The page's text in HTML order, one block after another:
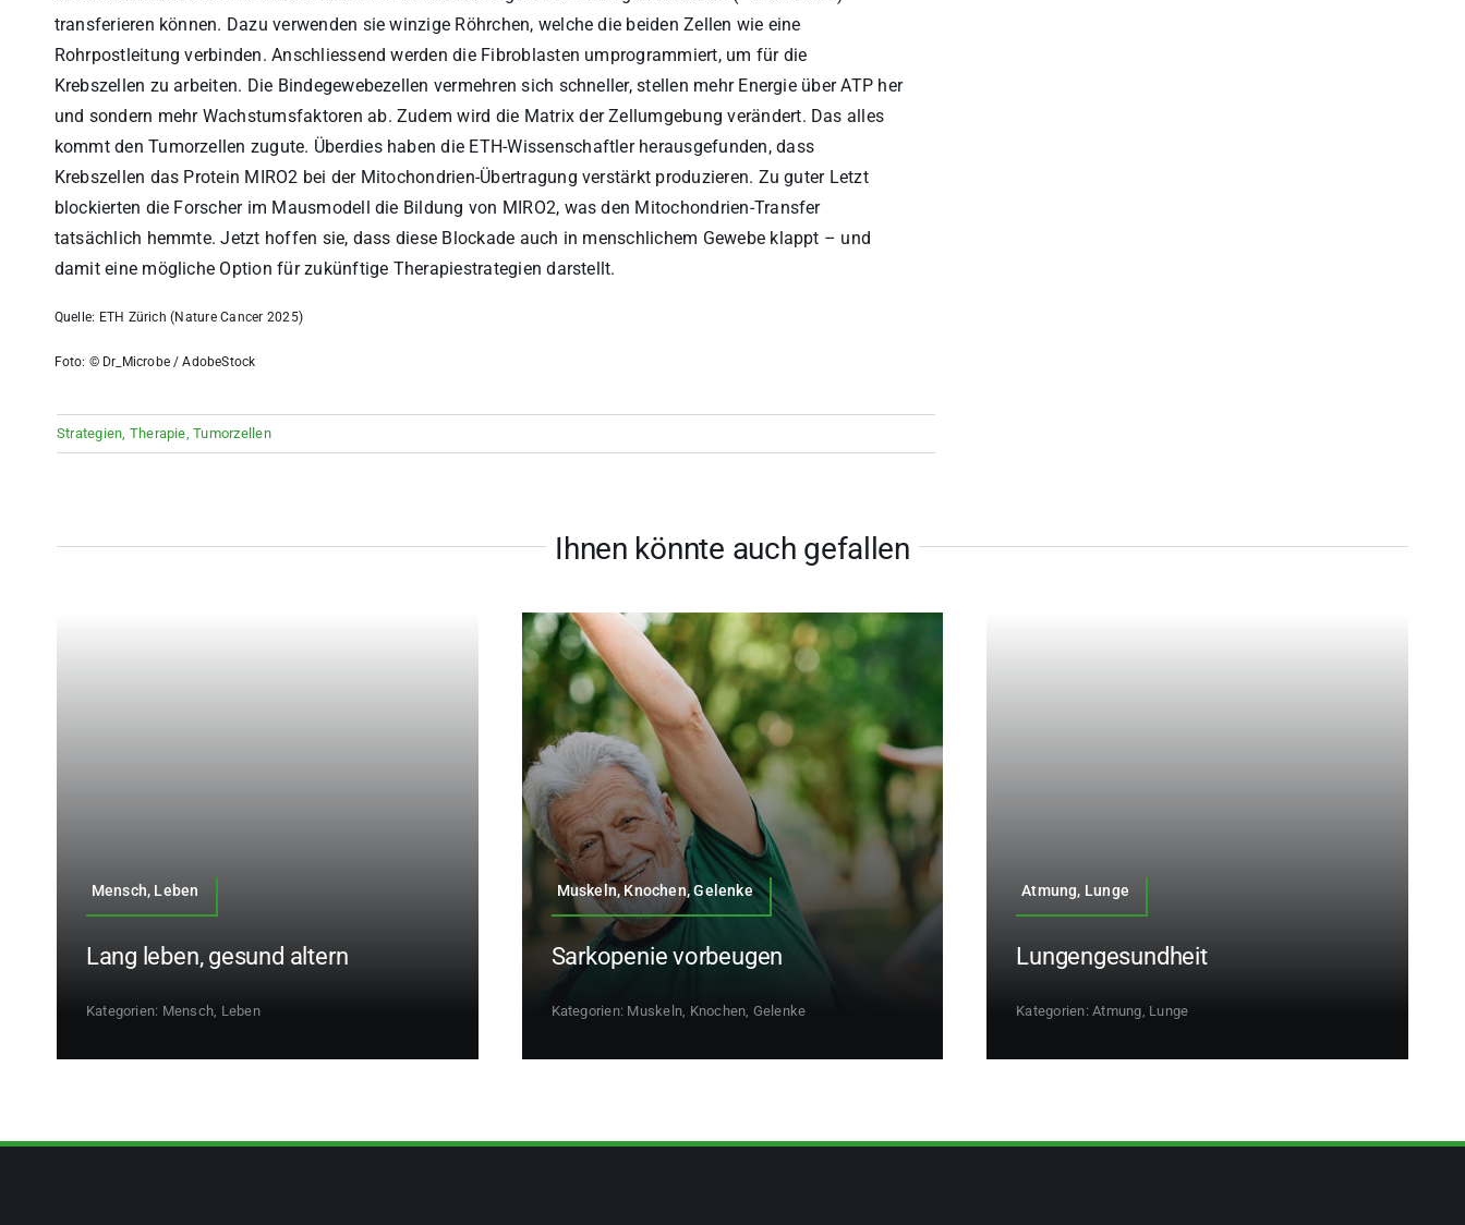
transferieren können. Dazu verwenden sie winzige Röhrchen, welche die beiden Zellen wie eine
Rohrpostleitung verbinden. Anschliessend werden die Fibroblasten umprogrammiert, um für die
Krebszellen zu arbeiten. Die Bindegewebezellen vermehren sich schneller, stellen mehr Energie über ATP her
und sondern mehr Wachstumsfaktoren ab. Zudem wird die Matrix der Zellumgebung verändert. Das alles
kommt den Tumorzellen zugute. Überdies haben die ETH-Wissenschaftler herausgefunden, dass
Krebszellen das Protein MIRO2 bei der Mitochondrien-Übertragung verstärkt produzieren. Zu guter Letzt
blockierten die Forscher im Mausmodell die Bildung von MIRO2, was den Mitochondrien-Transfer
tatsächlich hemmte. Jetzt hoffen sie, dass diese Blockade auch in menschlichem Gewebe klappt – und
damit eine mögliche Option für zukünftige Therapiestrategien darstellt.
Quelle: ETH Zürich (Nature Cancer 2025)
Foto: © Dr_Microbe / AdobeStock
Strategien, Therapie,Tumorzellen
Ihnen könnte auch gefallen
Mensch, Leben
Lang leben, gesund altern
Kategorien: Mensch, Leben
Muskeln, Knochen, Gelenke
Sarkopenie vorbeugen
Kategorien: Muskeln, Knochen, Gelenke
Atmung, Lunge
Lungengesundheit
Kategorien:Atmung, Lunge